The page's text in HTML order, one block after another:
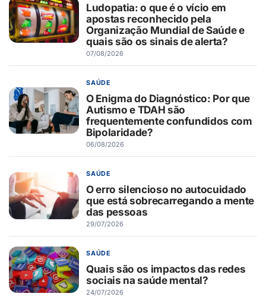
Ludopatia: o que é o vício em
apostas reconhecido pela
Organização Mundial de Saúde e
quais são os sinais de alerta?
07/08/2026
SAÚDE
O Enigma do Diagnóstico: Por que
Autismo e TDAH são
frequentemente confundidos com
Bipolaridade?
06/08/2026
SAÚDE
O erro silencioso no autocuidado
que está sobrecarregando a mente
das pessoas
29/07/2026
SAÚDE
Quais são os impactos das redes
sociais na saúde mental?
24/07/2026